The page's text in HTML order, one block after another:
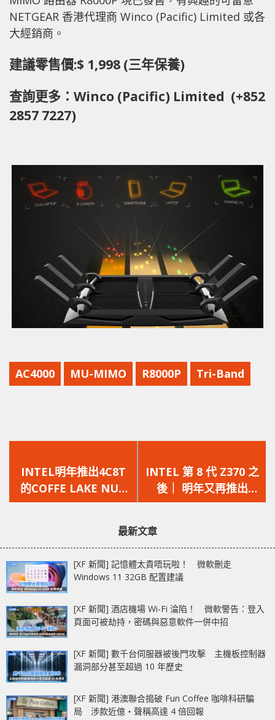
NETGEAR 香港代理商 Winco (Pacific) Limited 或各
大經銷商。
建議零售價:$ 1,998 (三年保養)
查詢更多：Winco (Pacific) Limited (+852
2857 7227)
AC4000 MU-MIMO R8000P Tri-Band
一
篇
文
INTEL明年推出4C8T
的COFFE LAKE NUC
｜還有新的Skull
一
篇
文
INTEL 第 8 代 Z370 之
後｜ 明年又再推出
Z390 ? ？
最新文章
[XF 新聞] 記憶體太貴唔玩啦！ 微軟刪走
Windows 11 32GB 配置建議
[XF 新聞] 酒店機場 Wi-Fi 淪陷！ 微軟警告：登入
頁面可被劫持，密碼與惡意軟件一併中招
[XF 新聞] 數千台伺服器被後門攻擊 主機板控制器
漏洞部分甚至超過 10 年歷史
[XF 新聞] 港澳聯合搗破 Fun Coffee 咖啡科研騙
局 涉款近億‧聲稱高達 4 倍回報